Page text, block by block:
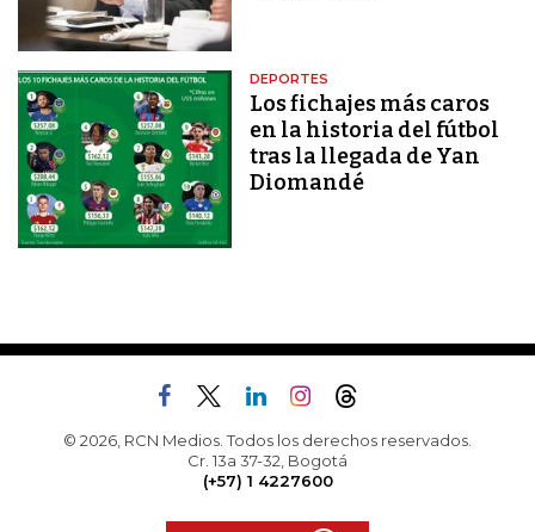
DEPORTES
Los fichajes más caros
en la historia del fútbol
tras la llegada de Yan
Diomandé
© 2026, RCN Medios. Todos los derechos reservados.
Cr. 13a 37-32, Bogotá
(+57) 1 4227600